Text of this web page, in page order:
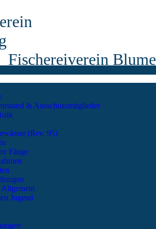
Fischereiverein
& Ausschussmitglieder
(Rev. 95)
Fänge
Jugend